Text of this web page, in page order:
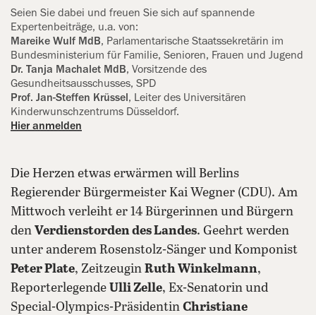
Seien Sie dabei und freuen Sie sich auf spannende
Expertenbeiträge, u.a. von:
Mareike Wulf MdB, Parlamentarische Staatssekretärin im
Bundesministerium für Familie, Senioren, Frauen und ‍Jugend
Dr. Tanja Machalet MdB, Vorsitzende des
Gesundheitsausschusses, SPD
Prof. Jan-Steffen Krüssel , Leiter des Universitären
Kinderwunschzentrums Düsseldorf.
Hier anmelden
Die Herzen etwas erwärmen will Berlins
Regierender Bürgermeister Kai Wegner (CDU). Am
Mittwoch verleiht er 14 Bürgerinnen und Bürgern
den Verdienstorden des Landes. Geehrt werden
unter anderem Rosenstolz-Sänger und Komponist
Peter Plate, Zeitzeugin Ruth Winkelmann,
Reporterlegende Ulli Zelle, Ex-Senatorin und
Special-Olympics-Präsidentin Christiane